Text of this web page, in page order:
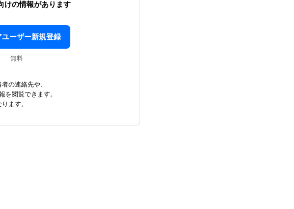
けの情報があります
ユーザー新規登録
無料
の連絡先や、
を閲覧できます。
ます。